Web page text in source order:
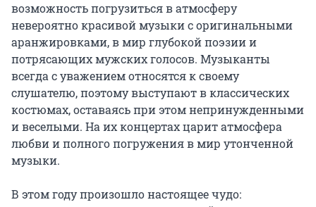
возможность погрузиться в атмосферу
невероятно красивой музыки с оригинальными
аранжировками, в мир глубокой поэзии и
потрясающих мужских голосов. Музыканты
всегда с уважением относятся к своему
слушателю, поэтому выступают в классических
костюмах, оставаясь при этом непринужденными
и веселыми. На их концертах царит атмосфера
любви и полного погружения в мир утонченной
музыки.
В этом году произошло настоящее чудо: